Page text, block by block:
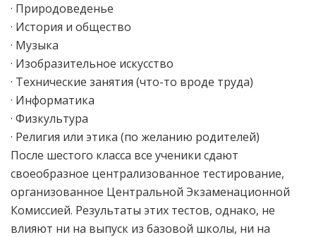
· Природоведенье
· История и общество
· Музыка
· Изобразительное искусство
· Технические занятия (что-то вроде труда)
· Информатика
· Физкультура
· Религия или этика (по желанию родителей)
После шестого класса все ученики сдают
своеобразное централизованное тестирование,
организованное Центральной Экзаменационной
Комиссией. Результаты этих тестов, однако, не
влияют ни на выпуск из базовой школы, ни на